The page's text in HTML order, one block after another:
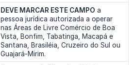
DEVE MARCAR ESTE CAMPO a
pessoa jurídica autorizada a operar
nas Áreas de Livre Comércio de Boa
Vista, Bonfim, Tabatinga, Macapá e
Santana, Brasiléia, Cruzeiro do Sul ou
Guajará-Mirim.